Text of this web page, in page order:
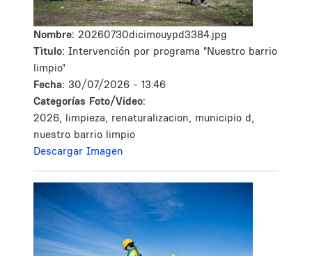
Nombre: 20260730dicimouypd3384.jpg
Tìtulo: Intervención por programa "Nuestro barrio
limpio"
Fecha: 30/07/2026 - 13:46
Categorías Foto/Video:
2026, limpieza, renaturalizacion, municipio d,
nuestro barrio limpio
Descargar Imagen